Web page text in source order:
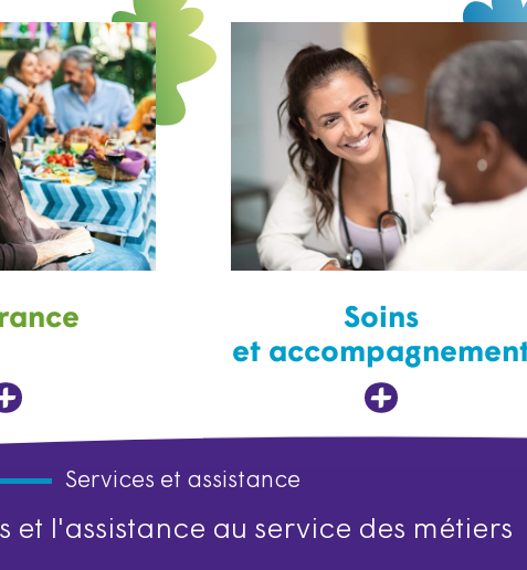
Soins
et
Services et assistance
et l'assistance au service des métiers